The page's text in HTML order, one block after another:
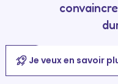
Je veux en savoir